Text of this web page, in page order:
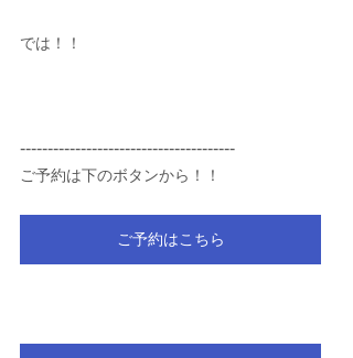
では！！
---------------------------------------
ご予約は下のボタンから！！
ご予約はこちら